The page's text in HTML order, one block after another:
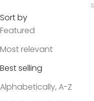
Sort by
Featured
Most relevant
Best selling
Alphabetically, A-Z